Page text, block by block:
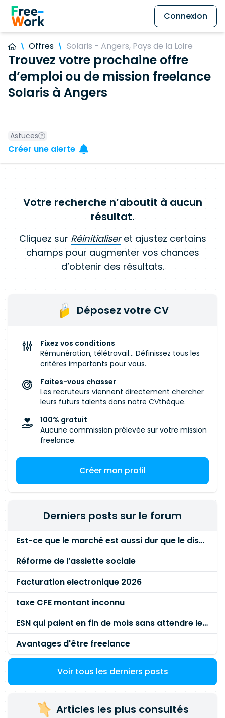
Connexion
Offres Solaris - Angers, Pays de la Loire
Trouvez votre prochaine offre
d’emploi ou de mission freelance
Solaris à Angers
Astuces
Créer une alerte
Votre recherche n’aboutit à aucun
résultat.
Cliquez sur Réinitialiseret ajustez certains
champs pour augmenter vos chances
d’obtenir des résultats.
Déposez votre CV
Fixez vos conditions
Rémunération, télétravail... Définissez tous les
critères importants pour vous.
Faites-vous chasser
Les recruteurs viennent directement chercher
leurs futurs talents dans notre CVthèque.
100% gratuit
Aucune commission prélevée sur votre mission
freelance.
Créer mon profil
Derniers posts sur le forum
Est-ce que le marché est aussi dur que le disent les commerciaux ?
Réforme de l’assiette sociale
Facturation electronique 2026
taxe CFE montant inconnu
ESN qui paient en fin de mois sans attendre le paiement client ?
Avantages d'être freelance
Voir tous les derniers posts
Articles les plus consultés